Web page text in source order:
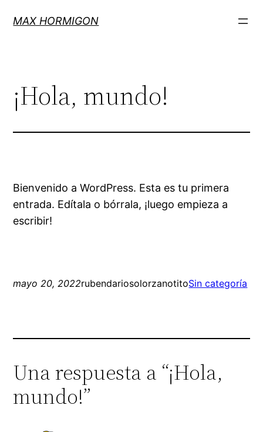
MAX HORMIGON
¡Hola, mundo!
Bienvenido a WordPress. Esta es tu primera
entrada. Edítala o bórrala, ¡luego empieza a
escribir!
mayo 20, 2022rubendariosolorzanotitoSin categoría
Una respuesta a “¡Hola,
mundo!”